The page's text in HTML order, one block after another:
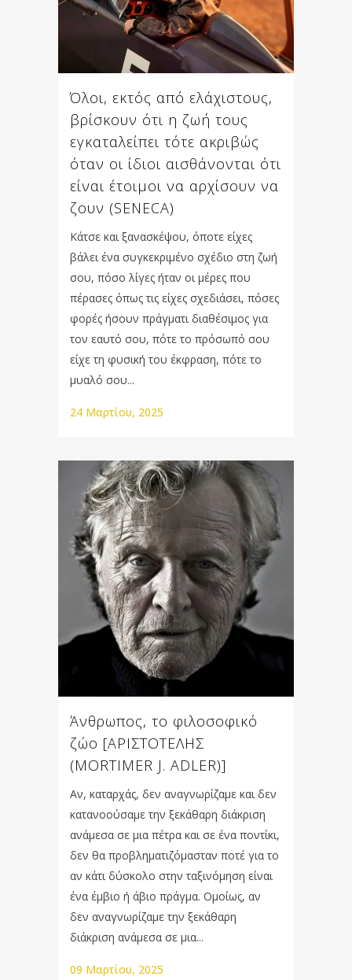
Όλοι, εκτός από ελάχιστους,
βρίσκουν ότι η ζωή τους
εγκαταλείπει τότε ακριβώς
όταν οι ίδιοι αισθάνονται ότι
είναι έτοιμοι να αρχίσουν να
ζουν (SENECA)
Κάτσε και ξανασκέψου, όποτε είχες
βάλει ένα συγκεκριμένο σχέδιο στη ζωή
σου, πόσο λίγες ήταν οι μέρες που
πέρασες όπως τις είχες σχεδιάσει, πόσες
φορές ήσουν πράγματι διαθέσιμος για
τον εαυτό σου, πότε το πρόσωπό σου
είχε τη φυσική του έκφραση, πότε το
μυαλό σου...
24 Μαρτίου, 2025
Άνθρωπος, το φιλοσοφικό
ζώο [ΑΡΙΣΤΟΤΕΛΗΣ
(MORTIMER J. ADLER)]
Αν, καταρχάς, δεν αναγνωρίζαμε και δεν
κατανοούσαμε την ξεκάθαρη διάκριση
ανάμεσα σε μια πέτρα και σε ένα ποντίκι,
δεν θα προβληματιζόμασταν ποτέ για το
αν κάτι δύσκολο στην ταξινόμηση είναι
ένα έμβιο ή άβιο πράγμα. Ομοίως, αν
δεν αναγνωρίζαμε την ξεκάθαρη
διάκριση ανάμεσα σε μια...
09 Μαρτίου, 2025